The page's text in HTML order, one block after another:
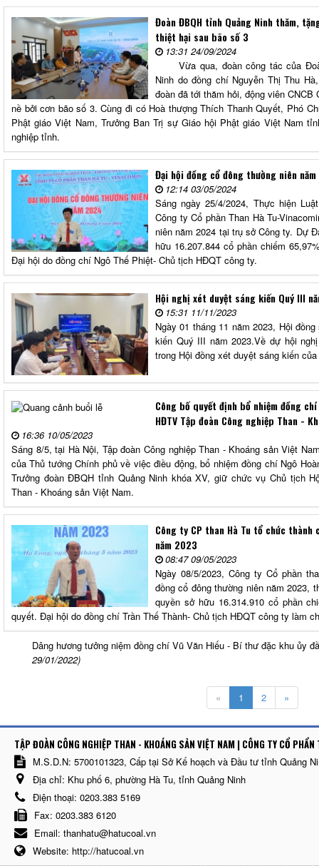
Đoàn ĐBQH tỉnh Quảng Ninh thăm,
thiệt hại sau bão số 3
13:31 24/09/2024
Vừa qua, đoàn công tác của
Ninh do đồng chí Nguyễn Thị Thu
đoàn đã tới thăm hỏi, động viên
nề bởi cơn bão số 3. Cùng đi có Hoà thượng Thích Thanh Quyết, Phó
Phật giáo Việt Nam, Trưởng Ban Trị sự Giáo hội Phật giáo Việt Nam
nghiệp tỉnh.
Đại hội đồng cổ đông thường niên
12:14 03/05/2024
Sáng ngày 25/4/2024, Thực hiện
Công ty Cổ phần Than Hà Tu-
niên năm 2024 tại trụ sở Công ty. Dự
hữu 16.207.844 cổ phần chiếm
Đại hội do đồng chí Ngô Thế Phiệt- Chủ tịch HĐQT công ty.
Hội nghị xét duyệt sáng kiến Quý III
15:31 11/11/2023
Ngày 01 tháng 11 năm 2023, Hội
kiến Quý III năm 2023.Về dự hội
trong Hội đồng xét duyệt sáng kiến
Công bố quyết định bổ nhiệm đồng
HĐTV Tập đoàn Công nghiệp Than -
16:36 10/05/2023
Sáng 8/5, tại Hà Nội, Tập đoàn Công nghiệp Than - Khoáng sản Việt
của Thủ tướng Chính phủ về việc điều động, bổ nhiệm đồng chí Ngô
Trưởng đoàn ĐBQH tỉnh Quảng Ninh khóa XV, giữ chức vụ Chủ tịch
Than - Khoáng sản Việt Nam.
Công ty CP than Hà Tu tổ chức
năm 2023
08:47 09/05/2023
Ngày 08/5/2023, Công ty Cổ phần
đồng cổ đông thường niên năm 2023,
quyền sở hữu 16.314.910 cổ phần
quyết. Đại hội do đồng chí Trần Thế Thành- Chủ tịch HĐQT công ty làm
Dâng hương tưởng niệm đồng chí Vũ Văn Hiếu - Bí thư đặc khu ủy
29/01/2022)
« 1 2 »
TẬP ĐOÀN CÔNG NGHIỆP THAN - KHOÁNG SẢN VIỆT NAM | CÔNG TY CỔ
M.S.D.N: 5700101323, Cấp tại Sở Kế hoạch và Đầu tư tỉnh Quảng
Địa chỉ: Khu phố 6, phường Hà Tu, tỉnh Quảng Ninh
Điện thoại: 0203.383 5169
Fax: 0203.383 6120
Email: thanhatu@hatucoal.vn
Website: http://hatucoal.vn